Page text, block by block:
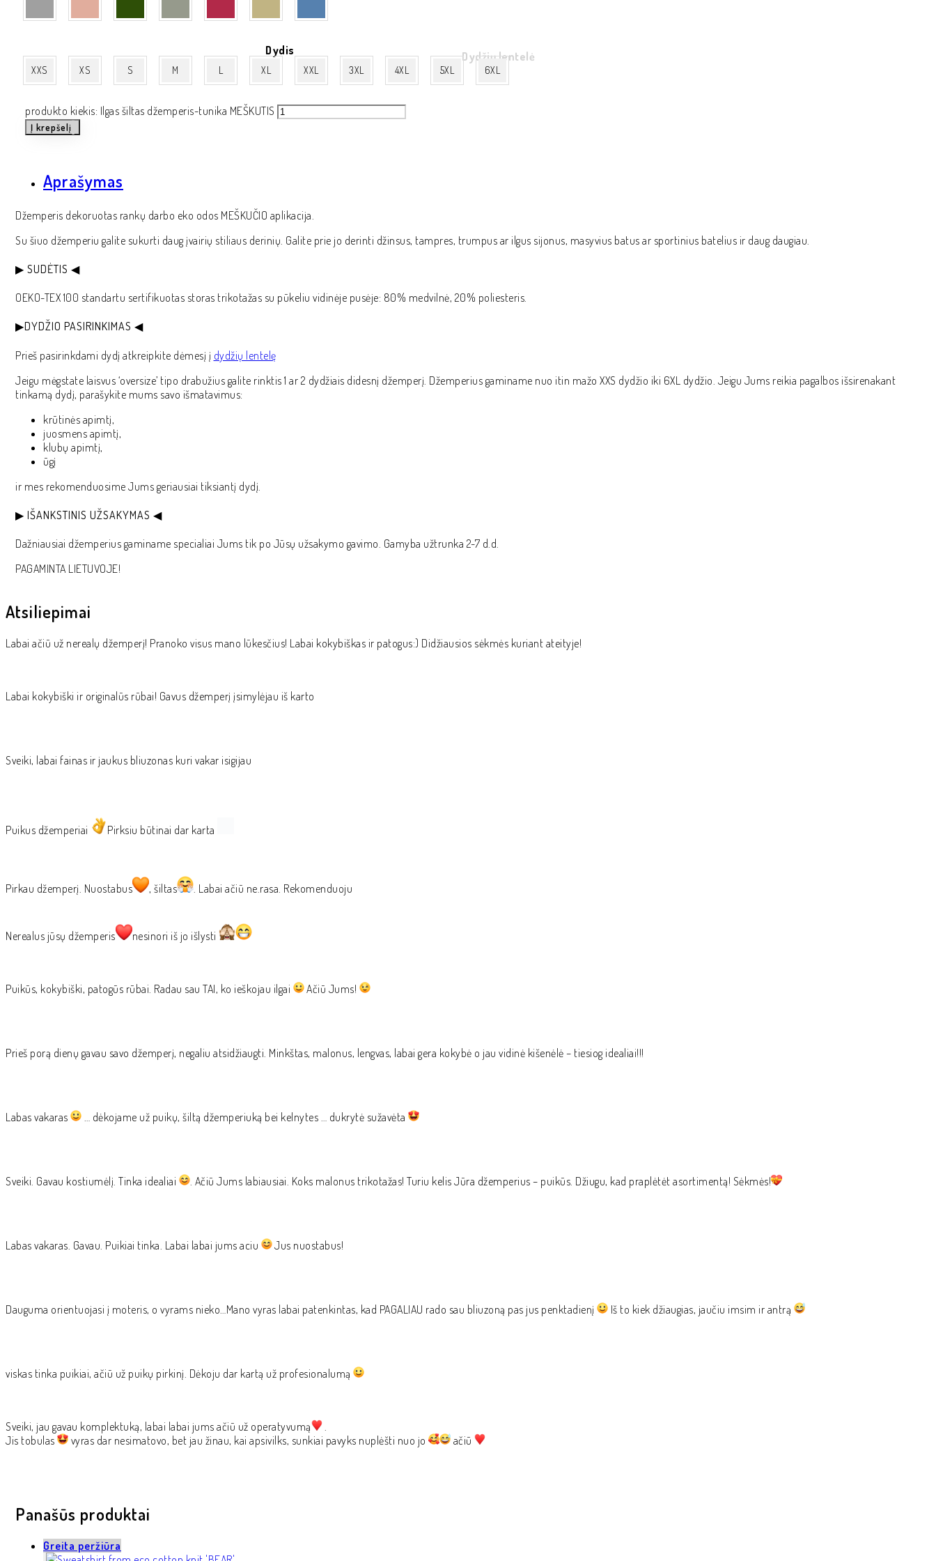
Dydis Dydžių lentelė
XXS XS S M L XL XXL 3XL 4XL 5XL 6XL
produkto kiekis: Ilgas šiltas džemperis-tunika MEŠKUTIS
Į krepšelį
Aprašymas
Džemperis dekoruotas rankų darbo eko odos MEŠKUČIO aplikacija.
Su šiuo džemperiu galite sukurti daug įvairių stiliaus derinių. Galite prie jo derinti džinsus, tampres, trumpus ar ilgus sijonus, masyvius batus ar sportinius batelius ir daug daugiau.
▶ SUDĖTIS ◀
OEKO-TEX 100 standartu sertifikuotas storas trikotažas su pūkeliu vidinėje pusėje: 80% medvilnė, 20% poliesteris.
▶DYDŽIO PASIRINKIMAS ◀
Prieš pasirinkdami dydį atkreipkite dėmesį į dydžių lentelę
Jeigu mėgstate laisvus ‘oversize’ tipo drabužius galite rinktis 1 ar 2 dydžiais didesnį džemperį. Džemperius gaminame nuo itin mažo XXS dydžio iki 6XL dydžio. Jeigu Jums reikia pagalbos išsirenakant
tinkamą dydį, parašykite mums savo išmatavimus:
krūtinės apimtį,
juosmens apimtį,
klubų apimtį,
ūgį
ir mes rekomenduosime Jums geriausiai tiksiantį dydį.
▶ IŠANKSTINIS UŽSAKYMAS ◀
Dažniausiai džemperius gaminame specialiai Jums tik po Jūsų užsakymo gavimo. Gamyba užtrunka 2-7 d.d.
PAGAMINTA LIETUVOJE!
Atsiliepimai
Labai ačiū už nerealų džemperį! Pranoko visus mano lūkesčius! Labai kokybiškas ir patogus:) Didžiausios sėkmės kuriant ateityje!
Labai kokybiški ir originalūs rūbai! Gavus džemperį įsimylėjau iš karto
Sveiki, labai fainas ir jaukus bliuzonas kuri vakar isigijau
Puikus džemperiai Pirksiu būtinai dar karta
Pirkau džemperį. Nuostabus , šiltas . Labai ačiū ne.rasa. Rekomenduoju
Nerealus jūsų džemperis nesinori iš jo išlysti
Puikūs, kokybiški, patogūs rūbai. Radau sau TAI, ko ieškojau ilgai Ačiū Jums!
Prieš porą dienų gavau savo džemperį, negaliu atsidžiaugti. Minkštas, malonus, lengvas, labai gera kokybė o jau vidinė kišenėlė – tiesiog idealiai!!!
Labas vakaras … dėkojame už puikų, šiltą džemperiuką bei kelnytes … dukrytė sužavėta
Sveiki. Gavau kostiumėlį. Tinka idealiai . Ačiū Jums labiausiai. Koks malonus trikotažas! Turiu kelis Jūra džemperius – puikūs. Džiugu, kad praplėtėt asortimentą! Sėkmės!
Labas vakaras. Gavau. Puikiai tinka. Labai labai jums aciu Jus nuostabus!
Dauguma orientuojasi į moteris, o vyrams nieko…Mano vyras labai patenkintas, kad PAGALIAU rado sau bliuzoną pas jus penktadienį Iš to kiek džiaugias, jaučiu imsim ir antrą
viskas tinka puikiai, ačiū už puikų pirkinį. Dėkoju dar kartą už profesionalumą
Sveiki, jau gavau komplektuką, labai labai jums ačiū už operatyvumą
.
Jis tobulas
vyras dar nesimatovo, bet jau žinau, kai apsivilks, sunkiai pavyks nuplėšti nuo jo ačiū
Panašūs produktai
Greita peržiūra